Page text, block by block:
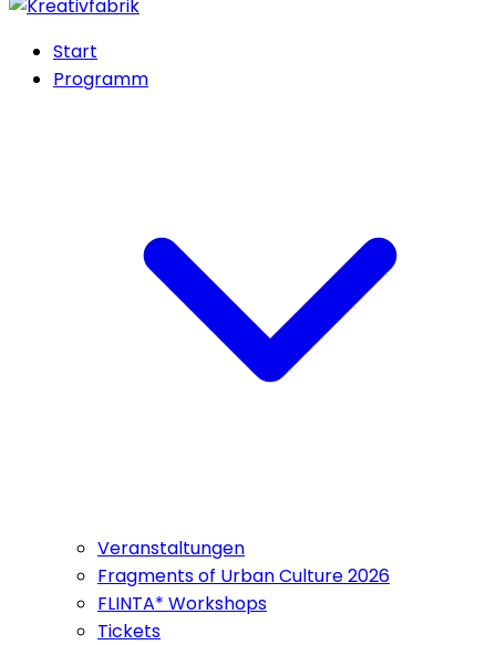
Start
Programm
Veranstaltungen
Fragments of Urban Culture 2026
FLINTA* Workshops
Tickets